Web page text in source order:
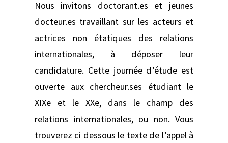
Nous invitons doctorant.es et jeunes
docteur.es travaillant sur les acteurs et
actrices non étatiques des relations
internationales, à déposer leur
candidature. Cette journée d’étude est
ouverte aux chercheur.ses étudiant le
XIXe et le XXe, dans le champ des
relations internationales, ou non. Vous
trouverez ci dessous le texte de l’appel à